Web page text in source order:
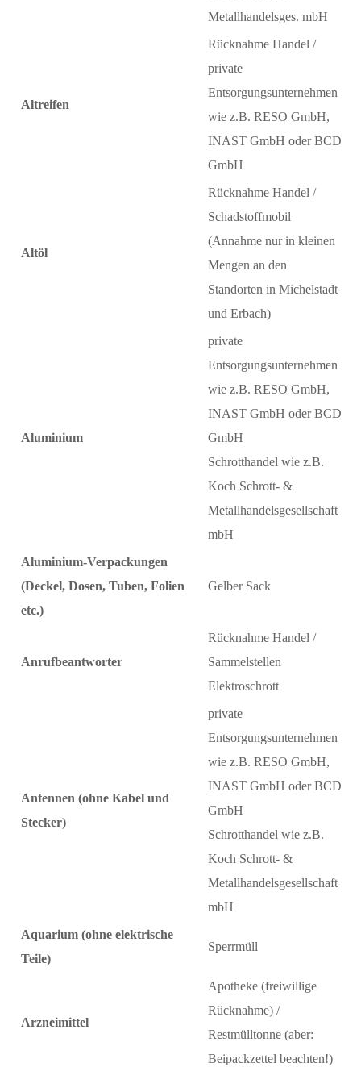
Metallhandelsges. mbH
Altreifen
Rücknahme Handel /
private
Entsorgungsunternehmen
wie z.B. RESO GmbH,
INAST GmbH oder BCD
GmbH
Altöl
Rücknahme Handel /
Schadstoffmobil
(Annahme nur in kleinen
Mengen an den
Standorten in Michelstadt
und Erbach)
Aluminium
private
Entsorgungsunternehmen
wie z.B. RESO GmbH,
INAST GmbH oder BCD
GmbH
Schrotthandel wie z.B.
Koch Schrott- &
Metallhandelsgesellschaft
mbH
Aluminium-Verpackungen
(Deckel, Dosen, Tuben, Folien
etc.)
Gelber Sack
Anrufbeantworter
Rücknahme Handel /
Sammelstellen
Elektroschrott
Antennen (ohne Kabel und
Stecker)
private
Entsorgungsunternehmen
wie z.B. RESO GmbH,
INAST GmbH oder BCD
GmbH
Schrotthandel wie z.B.
Koch Schrott- &
Metallhandelsgesellschaft
mbH
Aquarium (ohne elektrische
Teile)
Sperrmüll
Arzneimittel
Apotheke (freiwillige
Rücknahme) /
Restmülltonne (aber:
Beipackzettel beachten!)